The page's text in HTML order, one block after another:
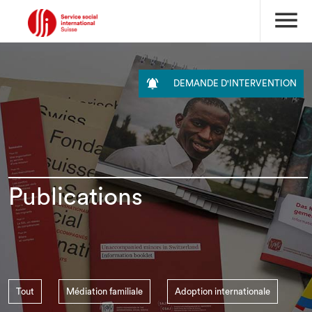
menu
 DEMANDE D'INTERVENTION
Publications
Tout Médiation familiale Adoption internationale